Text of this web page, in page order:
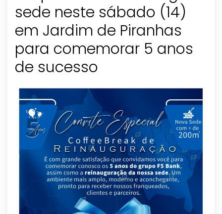
sede neste sábado (14)
em Jardim de Piranhas
para comemorar 5 anos
de sucesso